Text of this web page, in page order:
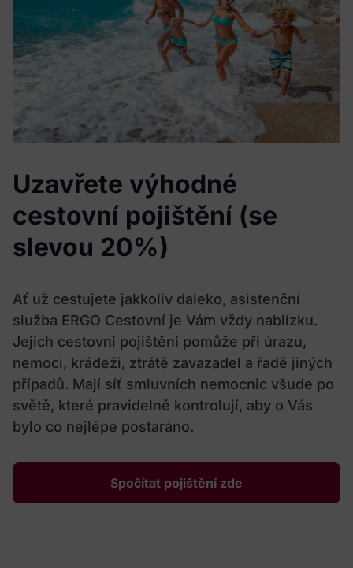
Uzavřete výhodné
cestovní pojištění (se
slevou 20%)
Ať už cestujete jakkoliv daleko, asistenční
služba ERGO Cestovní je Vám vždy nablízku.
Jejich cestovní pojištění pomůže při úrazu,
nemoci, krádeži, ztrátě zavazadel a řadě jiných
případů. Mají síť smluvních nemocnic všude po
světě, které pravidelně kontrolují, aby o Vás
bylo co nejlépe postaráno.
Spočítat pojištění zde